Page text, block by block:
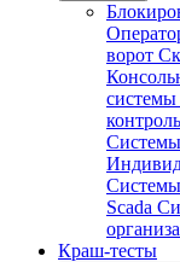
ворот
системы
Системы
Системы
Scada
Краш-тесты